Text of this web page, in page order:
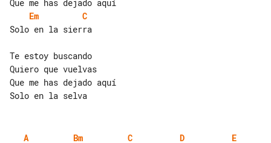
Em
C
Solo en la sierra
Te estoy buscando
Quiero que vuelvas
Que me has dejado aquí
A Bm C D E